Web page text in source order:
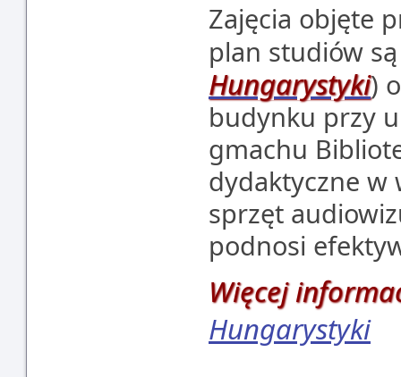
Zajęcia objęte
plan studiów
Hungarystyki)
budynku przy
gmachu
dydaktyczne w
sprzęt
podnosi
Więcej
Hungarystyki